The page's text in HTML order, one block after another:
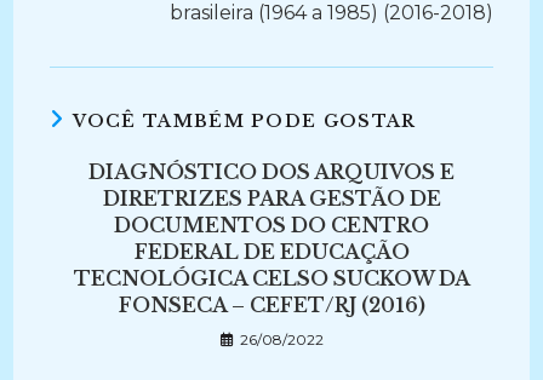
brasileira (1964 a 1985) (2016-2018)
VOCÊ TAMBÉM PODE GOSTAR
DIAGNÓSTICO DOS ARQUIVOS E
DIRETRIZES PARA GESTÃO DE
DOCUMENTOS DO CENTRO
FEDERAL DE EDUCAÇÃO
TECNOLÓGICA CELSO SUCKOW DA
FONSECA – CEFET/RJ (2016)
26/08/2022